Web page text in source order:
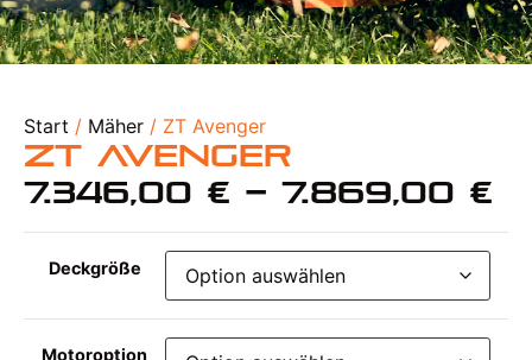
Start / Mäher / ZT Avenger
ZT Avenger
7.346,00 € – 7.869,00 €
Deckgröße
Motoroption